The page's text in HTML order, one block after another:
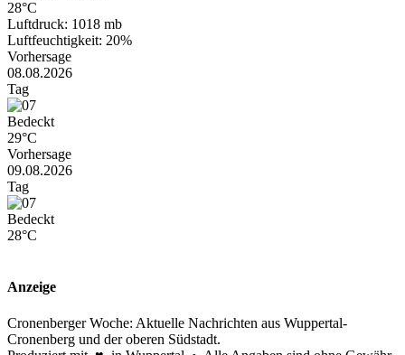
28°C
Luftdruck: 1018 mb
Luftfeuchtigkeit: 20%
Vorhersage
08.08.2026
Tag
Bedeckt
29°C
Vorhersage
09.08.2026
Tag
Bedeckt
28°C
Anzeige
Cronenberger Woche: Aktuelle Nachrichten aus Wuppertal-
Cronenberg und der oberen Südstadt.